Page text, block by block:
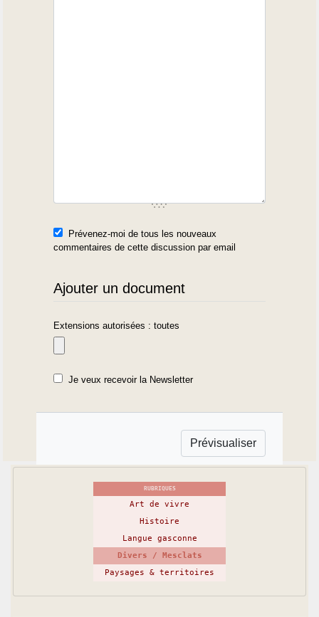
Prévenez-moi de tous les nouveaux
commentaires de cette discussion par email
Ajouter un document
Extensions autorisées : toutes
Je veux recevoir la Newsletter
RUBRIQUES
Art de vivre
Histoire
Langue gasconne
Divers / Mesclats
Paysages & territoires